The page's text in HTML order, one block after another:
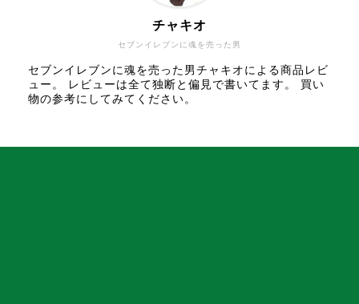
セブンイレブンに魂を売った男
チャキオ
セブンイレブンに魂を売った男チャキオによる商品レビ
ュー。 レビューは全て独断と偏見で書いてます。 買い
物の参考にしてみてください。